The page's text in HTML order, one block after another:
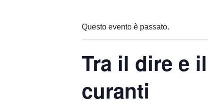
Questo evento è passato.
Tra il dire e
curanti